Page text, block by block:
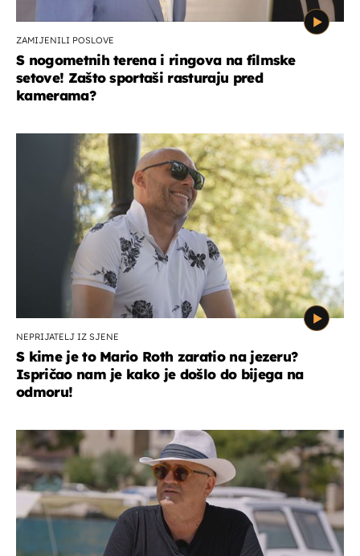
ZAMIJENILI POSLOVE
S nogometnih terena i ringova na filmske
setove! Zašto sportaši rasturaju pred
kamerama?
NEPRIJATELJ IZ SJENE
S kime je to Mario Roth zaratio na jezeru?
Ispričao nam je kako je došlo do bijega na
odmoru!